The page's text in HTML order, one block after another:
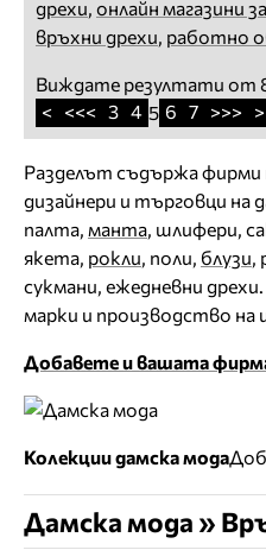
дрехи, онлайн магазини
връхни дрехи, работно
Виждате резултати от
< <<< 3 4 5 6 7 >>> >
Разделът съдържа фирми
дизайнери и търговци на
палта, манта, шлифери,
якета, рокли, поли, блузи,
сукмани, ежедневни
марки и производство на
Добавете и вашата
Колекции дамска мода
Дамска мода »